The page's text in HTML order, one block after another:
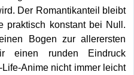
Der Romantikanteil bleibt
praktisch konstant bei Null.
Bogen zur allerersten
einen runden Eindruck
Anime nicht immer leicht